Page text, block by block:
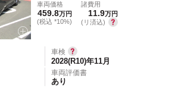
車両価格
459.8万円
(税込 *10%)
諸費用
11.9万円
(リ済込)
車検
2028(R10)年11月
車両評価書
あり